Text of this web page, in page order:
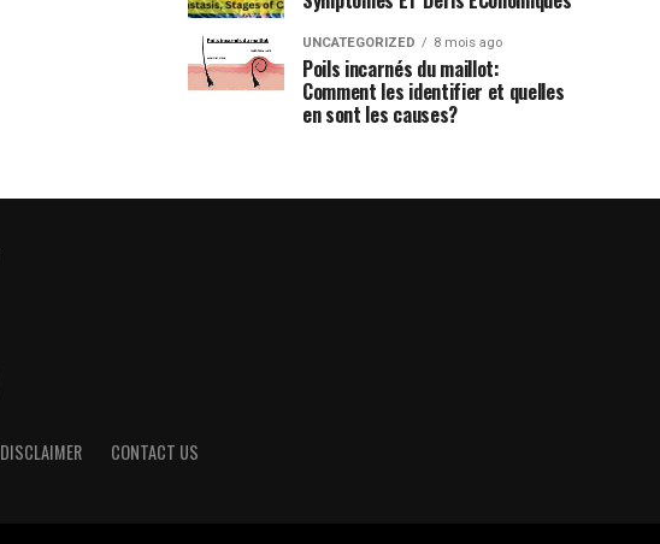
UNCATEGORIZED 8 mois ago
Poils incarnés du maillot:
Comment les identifier et quelles
en sont les causes?
DISCLAIMER CONTACT US